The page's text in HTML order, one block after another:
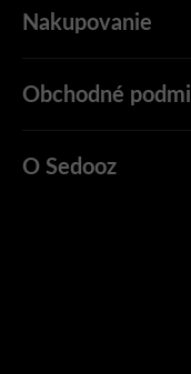
Nakupovanie
Obchodné
O Sedooz